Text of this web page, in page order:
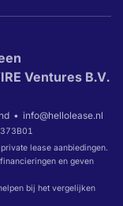
Ventures B.V.
info@hellolease.nl
lease aanbiedingen.
en geven
bij het vergelijken